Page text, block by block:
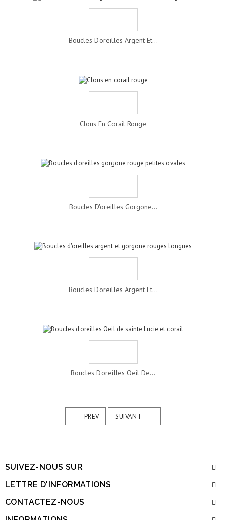
Boucles D'oreilles Argent Et...
Clous En Corail Rouge
Boucles D'oreilles Gorgone...
Boucles D'oreilles Argent Et...
Boucles D'oreilles Oeil De...
PREV SUIVANT
SUIVEZ-NOUS SUR
LETTRE D'INFORMATIONS
CONTACTEZ-NOUS